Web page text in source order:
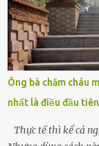
Tiếng cánh cửa
đứng chết lặng giữa
mất sớm. Tôi chẳng
ai thân thiết đến
bận rộn với gia đình
xuân vào người
chiếc xe buýt cuối
Ông bà chăm cháu
nhất là điều đầu tiên
Thực tế thì kể cả